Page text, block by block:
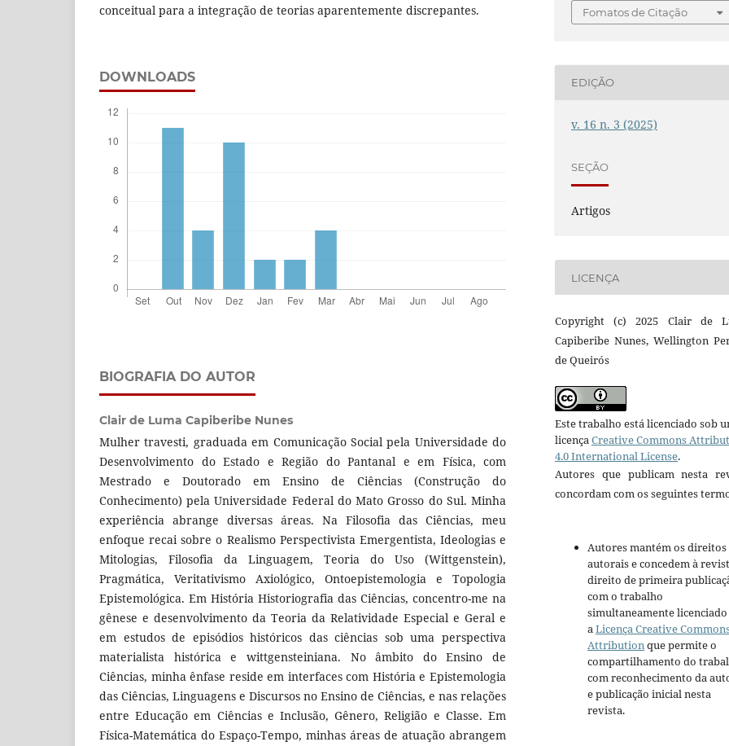
conceitual para a integração de teorias aparentemente discrepantes.
DOWNLOADS
BIOGRAFIA DO AUTOR
Clair de Luma Capiberibe Nunes
Mulher travesti, graduada em Comunicação Social pela Universidade do
Desenvolvimento do Estado e Região do Pantanal e em Física, com
Mestrado e Doutorado em Ensino de Ciências (Construção do
Conhecimento) pela Universidade Federal do Mato Grosso do Sul. Minha
experiência abrange diversas áreas. Na Filosofia das Ciências, meu
enfoque recai sobre o Realismo Perspectivista Emergentista, Ideologias e
Mitologias, Filosofia da Linguagem, Teoria do Uso (Wittgenstein),
Pragmática, Veritativismo Axiológico, Ontoepistemologia e Topologia
Epistemológica. Em História Historiografia das Ciências, concentro-me na
gênese e desenvolvimento da Teoria da Relatividade Especial e Geral e
em estudos de episódios históricos das ciências sob uma perspectiva
materialista histórica e wittgensteiniana. No âmbito do Ensino de
Ciências, minha ênfase reside em interfaces com História e Epistemologia
das Ciências, Linguagens e Discursos no Ensino de Ciências, e nas relações
entre Educação em Ciências e Inclusão, Gênero, Religião e Classe. Em
Física-Matemática do Espaço-Tempo, minhas áreas de atuação abrangem
Fomatos de Citação
EDIÇÃO
v. 16 n. 3 (2025)
SEÇÃO
Artigos
LICENÇA
Copyright (c) 2025 Clair de
Capiberibe Nunes, Wellington
de Queirós
Este trabalho está licenciado sob
licençaCreative Commons
4.0 International License.
Autores que publicam nesta
concordam com os seguintes
Autores mantém os direitos
autorais e concedem à
direito de primeira
com o trabalho
simultaneamente
aLicença Creative
Attributionque permite o
compartilhamento do
com reconhecimento da
e publicação inicial nesta
revista.